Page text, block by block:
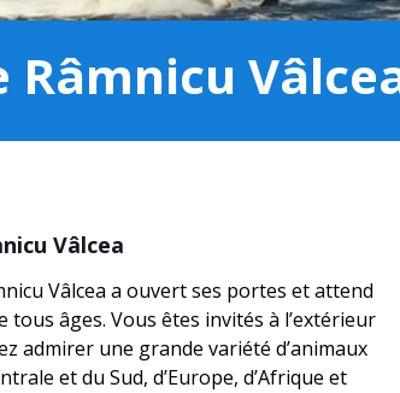
Râmnicu
Vâlcea
Vâlcea a ouvert ses portes et attend
tous âges. Vous êtes invités à l’extérieur
admirer une grande variété d’animaux
et du Sud, d’Europe, d’Afrique et